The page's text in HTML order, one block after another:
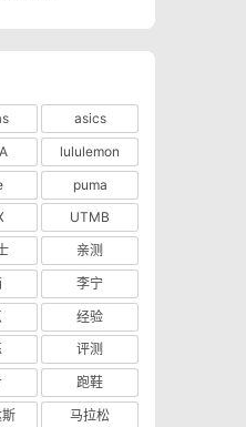
asics
lululemon
puma
UTMB
亲测
李宁
经验
评测
跑鞋
马拉松